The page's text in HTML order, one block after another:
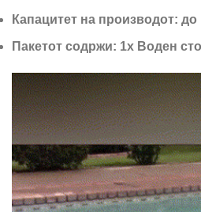
Капацитет на производот: до
Пакетот содржи: 1x Воден